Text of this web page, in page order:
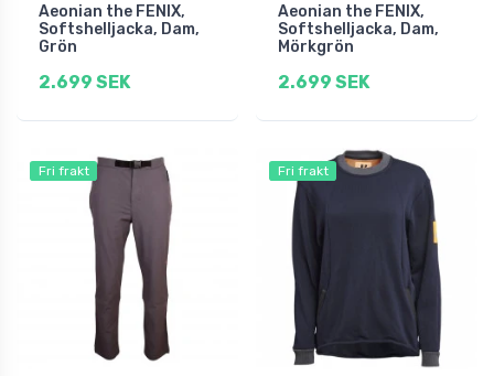
Aeonian the FENIX,
Softshelljacka, Dam,
Grön
2.699 SEK
Aeonian the FENIX,
Softshelljacka, Dam,
Mörkgrön
2.699 SEK
Fri frakt Fri frakt